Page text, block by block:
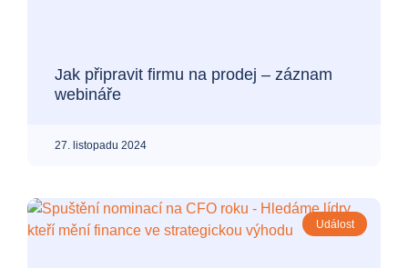
Jak připravit firmu na prodej – záznam
webináře
27. listopadu 2024
Událost